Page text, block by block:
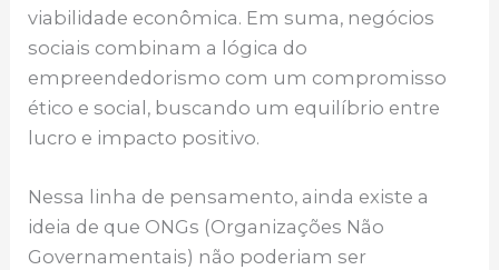
viabilidade econômica. Em suma, negócios
sociais combinam a lógica do
empreendedorismo com um compromisso
ético e social, buscando um equilíbrio entre
lucro e impacto positivo.
Nessa linha de pensamento, ainda existe a
ideia de que ONGs (Organizações Não
Governamentais) não poderiam ser